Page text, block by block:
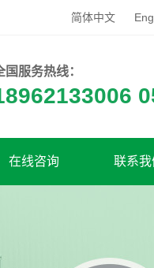
简体中文
国服务热线：
在线咨询 联系我